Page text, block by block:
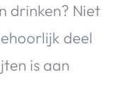
drinken? Niet
deel
is aan